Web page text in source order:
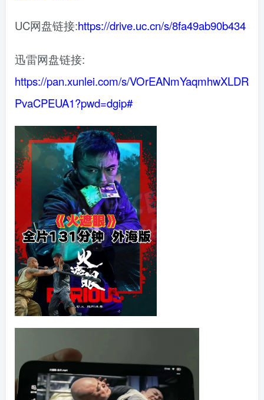
UC网盘链接:https://drive.uc.cn/s/8fa49ab90b434
迅雷网盘链接:
https://pan.xunlei.com/s/VOrEANmYaqmhwXLDR
PvaCPEUA1?pwd=dgip#